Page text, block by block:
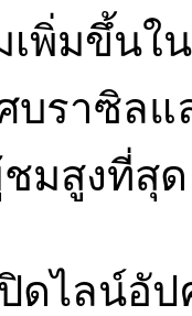
พิ่มขึ้นใ
บราซิล
มสูงที่สุด
ปิดไลน์